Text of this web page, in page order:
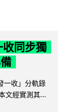
同步獨
一收」分軌錄
文經實測其...